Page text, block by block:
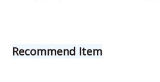
Recommend Item